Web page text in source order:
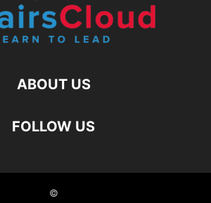
ABOUT US
FOLLOW US
©